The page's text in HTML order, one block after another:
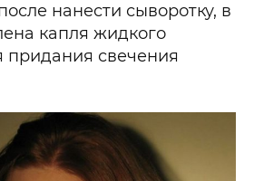
нанести сыворотку, в
капля жидкого
придания свечения